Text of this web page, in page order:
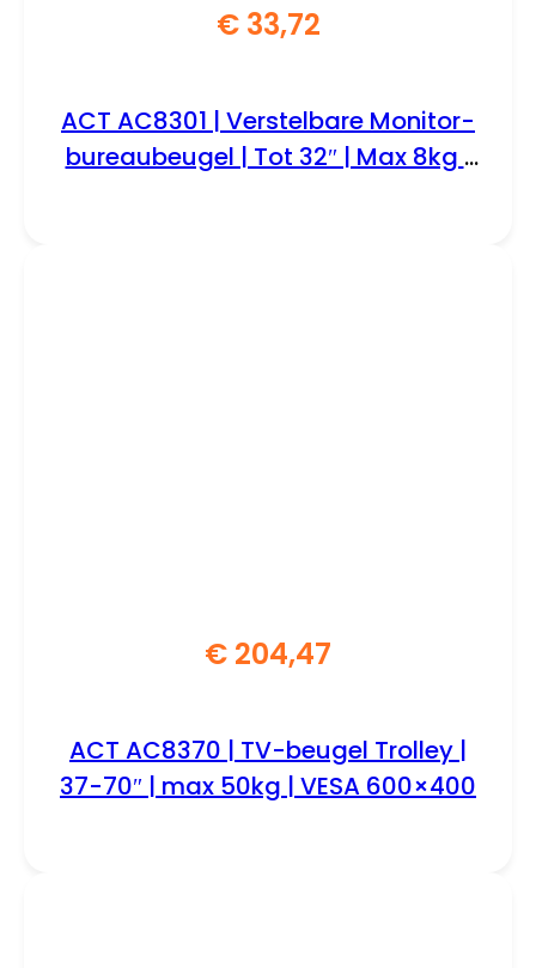
€33,72
ACT AC8301 | Verstelbare Monitor-
bureaubeugel | Tot 32″ | Max 8kg |
€ 204,47
ACT AC8370 | TV-beugel Trolley |
37-70″ | max 50kg | VESA 600×400